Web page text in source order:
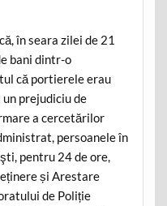
în seara zilei de 21
bani dintr-o
că portierele erau
prejudiciu de
a cercetărilor
persoanele în
pentru 24 de ore,
și Arestare
de Poliție